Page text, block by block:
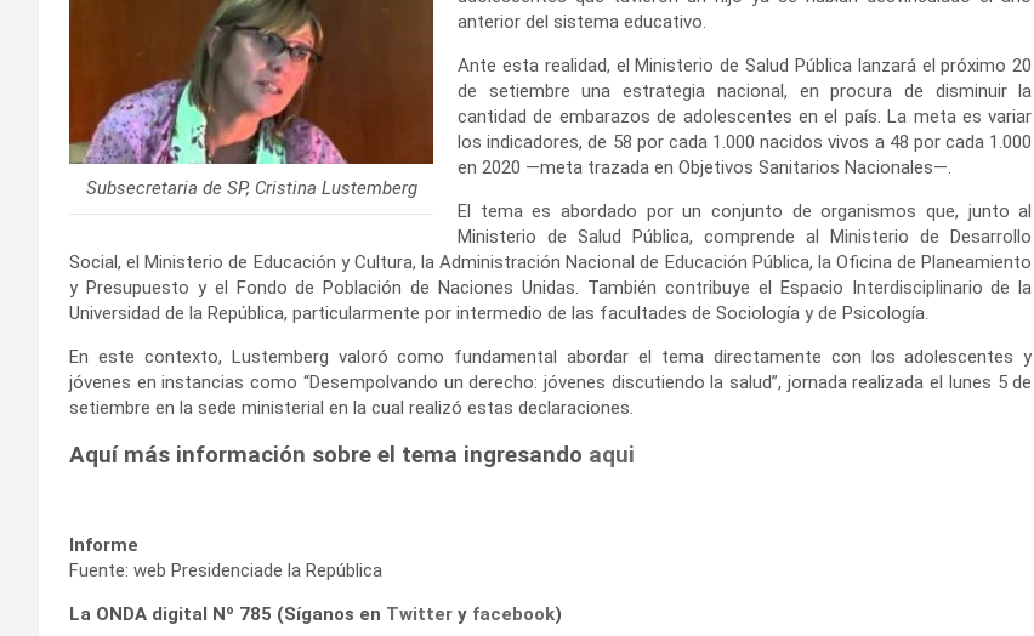
Subsecretaria de SP, Cristina Lustemberg
anterior del sistema educativo.
Ante esta realidad, el Ministerio de Salud Pública lanzará el próximo 20
de setiembre una estrategia nacional, en procura de disminuir la
cantidad de embarazos de adolescentes en el país. La meta es variar
los indicadores, de 58 por cada 1.000 nacidos vivos a 48 por cada 1.000
en 2020 —meta trazada en Objetivos Sanitarios Nacionales—.
El tema es abordado por un conjunto de organismos que, junto al
Ministerio de Salud Pública, comprende al Ministerio de Desarrollo
Social, el Ministerio de Educación y Cultura, la Administración Nacional de Educación Pública, la Oficina de Planeamiento
y Presupuesto y el Fondo de Población de Naciones Unidas. También contribuye el Espacio Interdisciplinario de la
Universidad de la República, particularmente por intermedio de las facultades de Sociología y de Psicología.
En este contexto, Lustemberg valoró como fundamental abordar el tema directamente con los adolescentes y
jóvenes en instancias como “Desempolvando un derecho: jóvenes discutiendo la salud”, jornada realizada el lunes 5 de
setiembre en la sede ministerial en la cual realizó estas declaraciones.
Aquí más información sobre el tema ingresando aqui
Informe
Fuente: web Presidenciade la República
La ONDA digital Nº 785 (Síganos en Twitter y facebook)